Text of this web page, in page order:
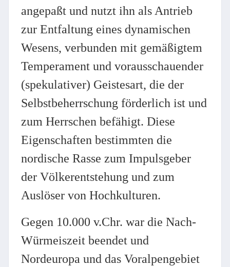
angepaßt und nutzt ihn als Antrieb
zur Entfaltung eines dynamischen
Wesens, verbunden mit gemäßigtem
Temperament und vorausschauender
(spekulativer) Geistesart, die der
Selbstbeherrschung förderlich ist und
zum Herrschen befähigt. Diese
Eigenschaften bestimmten die
nordische Rasse zum Impulsgeber
der Völkerentstehung und zum
Auslöser von Hochkulturen.
Gegen 10.000 v.Chr. war die Nach-
Würmeiszeit beendet und
Nordeuropa und das Voralpengebiet